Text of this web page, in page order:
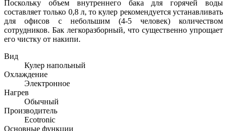
Поскольку объем внутреннего бака для горячей воды
составляет только 0,8 л, то кулер рекомендуется устанавливать
для офисов с небольшим (4-5 человек) количеством
сотрудников. Бак легкоразборный, что существенно упрощает
его чистку от накипи.
Вид
Кулер напольный
Охлаждение
Электронное
Нагрев
Обычный
Производитель
Ecotronic
Основные функции